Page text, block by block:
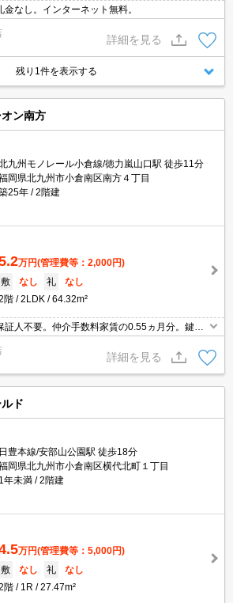
なし。インターネット無料。
詳細を見る
残り1件を表示する
ン南方
九州モノレール小倉線/徳力嵐山口駅 徒歩11分
岡県北九州市小倉南区南方４丁目
25年
2階建
万円(管理費等：2,000円)
敷
なし 礼
なし
階
2LDK 64.32m²
証人不要。仲介手数料家賃の0.55ヵ月分。鍵設
詳細を見る
ド
日豊本線/安部山公園駅 徒歩18分
岡県北九州市小倉南区横代北町１丁目
1年未満
2階建
万円(管理費等：5,000円)
敷
なし 礼
なし
階
1R 27.47m²